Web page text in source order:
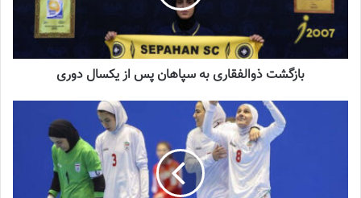
شماره 918 روزنامه فوتبالز منتشر شد
تیم ملی فوتبال دختراننوجوانکشورمان با سه شکست برابر تیم های
تایلند، کره جنوبی و هند از صعود به مرحله نهایی این رقابت ها بازماند.
از سپاهان خداحافظی نمی‌کنم
بازگشت ذوالفقاری به سپاهان پس از یکسال دوری